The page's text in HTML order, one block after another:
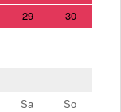
29
30
Sa
So